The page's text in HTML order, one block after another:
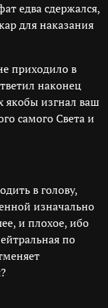
едва сдержался,
для наказания
приходило в
наконец
якобы изгнал ваш
самого Света и
в голову,
изначально
и плохое, ибо
по